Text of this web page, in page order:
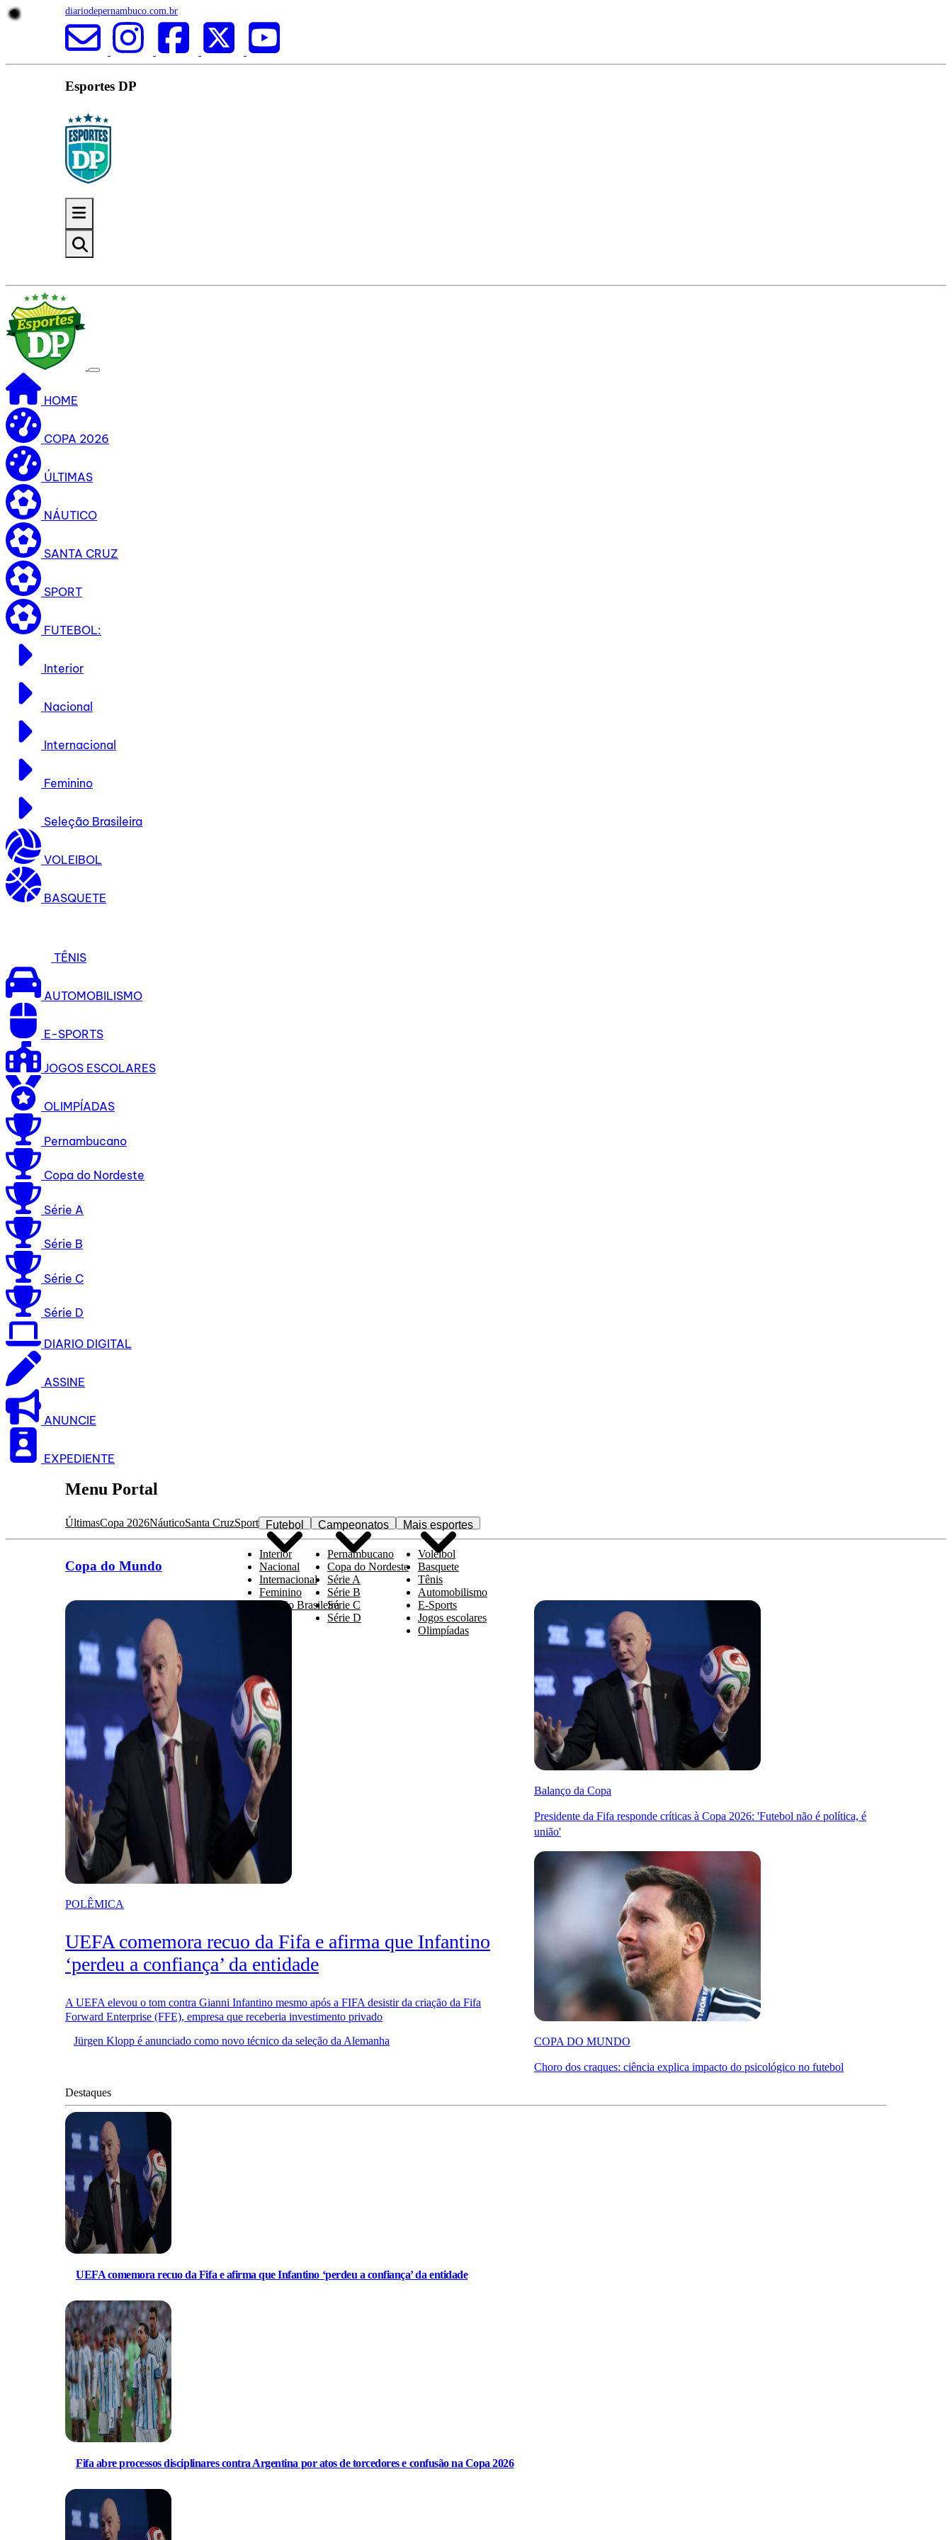
diariodepernambuco.com.br
Esportes DP
HOME
COPA 2026
ÚLTIMAS
NÁUTICO
SANTA CRUZ
SPORT
FUTEBOL:
Interior
Nacional
Internacional
Feminino
Seleção Brasileira
VOLEIBOL
BASQUETE
TÊNIS
AUTOMOBILISMO
E-SPORTS
JOGOS ESCOLARES
OLIMPÍADAS
Pernambucano
Copa do Nordeste
Série A
Série B
Série C
Série D
DIARIO DIGITAL
ASSINE
ANUNCIE
EXPEDIENTE
Menu Portal
ÚltimasCopa 2026NáuticoSanta CruzSport Futebol
Interior
Nacional
Internacional
Feminino
Seleção Brasileira
Campeonatos
Pernambucano
Copa do Nordeste
Série A
Série B
Série C
Série D
Mais esportes
Voleibol
Basquete
Tênis
Automobilismo
E-Sports
Jogos escolares
Olimpíadas
Copa do Mundo
POLÊMICA
UEFA comemora recuo da Fifa e afirma que Infantino
‘perdeu a confiança’ da entidade
A UEFA elevou o tom contra Gianni Infantino mesmo após a FIFA desistir da criação da Fifa
Forward Enterprise (FFE), empresa que receberia investimento privado
Jürgen Klopp é anunciado como novo técnico da seleção da Alemanha
Balanço da Copa
Presidente da Fifa responde críticas à Copa 2026: 'Futebol não é política, é
união'
COPA DO MUNDO
Choro dos craques: ciência explica impacto do psicológico no futebol
Destaques
UEFA comemora recuo da Fifa e afirma que Infantino ‘perdeu a confiança’ da entidade
Fifa abre processos disciplinares contra Argentina por atos de torcedores e confusão na Copa 2026